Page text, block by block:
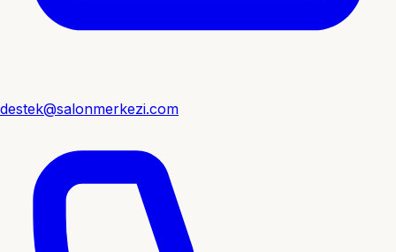
destek@salonmerkezi.com